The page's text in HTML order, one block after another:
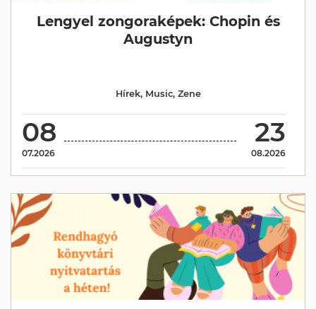
Lengyel zongoraképek: Chopin és
Augustyn
08
07.2026
23
08.2026
Hírek, Music, Zene